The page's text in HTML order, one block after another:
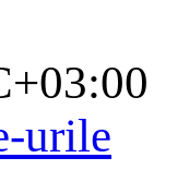
urile